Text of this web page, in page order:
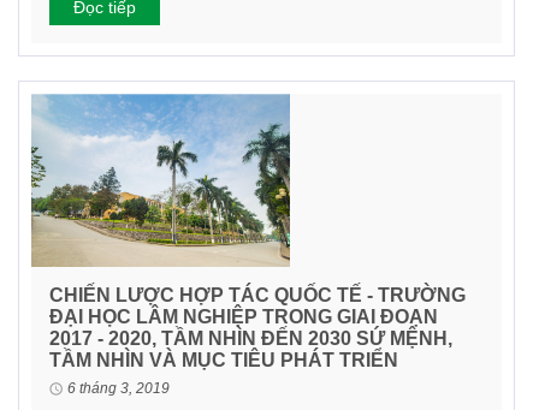
Đọc tiếp
CHIẾN LƯỢC HỢP TÁC QUỐC TẾ - TRƯỜNG
ĐẠI HỌC LÂM NGHIỆP TRONG GIAI ĐOẠN
2017 - 2020, TẦM NHÌN ĐẾN 2030 SỨ MỆNH,
TẦM NHÌN VÀ MỤC TIÊU PHÁT TRIỂN
6 tháng 3, 2019